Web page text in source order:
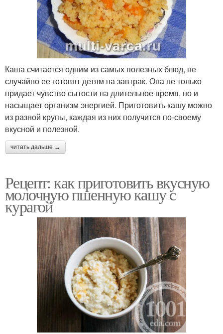
Каша считается одним из самых полезных блюд, не
случайно ее готовят детям на завтрак. Она не только
придает чувство сытости на длительное время, но и
насыщает организм энергией. Приготовить кашу можно
из разной крупы, каждая из них получится по-своему
вкусной и полезной.
читать дальше →
Рецепт: как приготовить вкусную
молочную пшенную кашу с
курагой